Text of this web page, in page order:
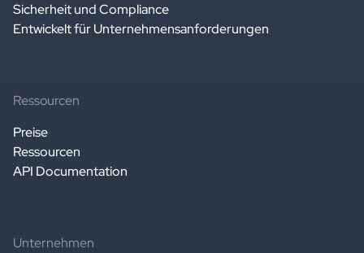
Sicherheit und Compliance
Entwickelt für Unternehmensanforderungen
Ressourcen
Preise
Ressourcen
API Documentation
Unternehmen